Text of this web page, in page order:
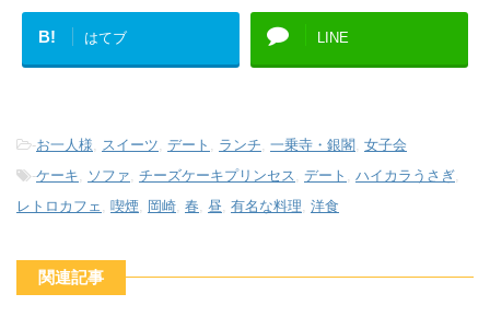
B! はてブ LINE
-お一人様 スイーツ デート ランチ 一乗寺・銀閣 女子会
-ケーキ ソファ チーズケーキプリンセス デート ハイカラうさぎ
レトロカフェ
喫煙 岡崎 春 昼 有名な料理 洋食
関連記事